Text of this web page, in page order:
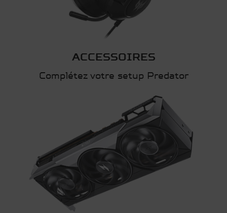
ACCESSOIRES
Complétez votre setup Predator